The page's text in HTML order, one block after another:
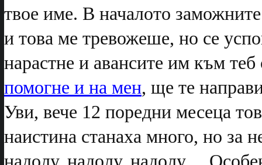
твое име. В началото
и това ме тревожеше, но се
нарастне и авансите им към
помогне и на мен, ще те
Уви, вече 12 поредни месеца
наистина станаха много, но за